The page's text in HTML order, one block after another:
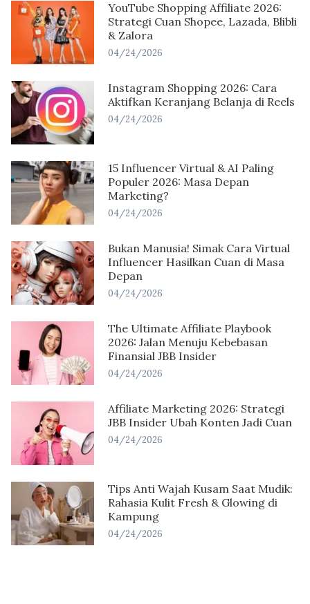
YouTube Shopping Affiliate 2026:
Strategi Cuan Shopee, Lazada, Blibli
& Zalora
04/24/2026
Instagram Shopping 2026: Cara
Aktifkan Keranjang Belanja di Reels
04/24/2026
15 Influencer Virtual & AI Paling
Populer 2026: Masa Depan
Marketing?
04/24/2026
Bukan Manusia! Simak Cara Virtual
Influencer Hasilkan Cuan di Masa
Depan
04/24/2026
The Ultimate Affiliate Playbook
2026: Jalan Menuju Kebebasan
Finansial JBB Insider
04/24/2026
Affiliate Marketing 2026: Strategi
JBB Insider Ubah Konten Jadi Cuan
04/24/2026
Tips Anti Wajah Kusam Saat Mudik:
Rahasia Kulit Fresh & Glowing di
Kampung
04/24/2026